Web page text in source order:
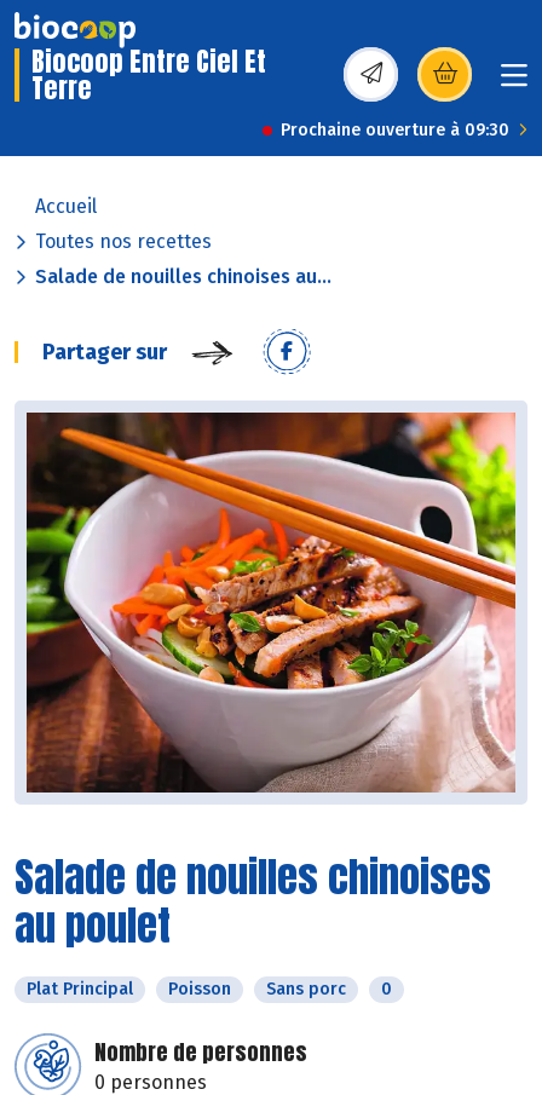
Biocoop Entre Ciel Et
Terre (s’ouvre dans une
Prochaine ouverture à 09:30
Accueil
Toutes nos recettes
Salade de nouilles chinoises au...
Partager sur
Salade de nouilles chinoises
au poulet
Plat Principal Poisson Sans porc 0
Nombre de personnes
0 personnes